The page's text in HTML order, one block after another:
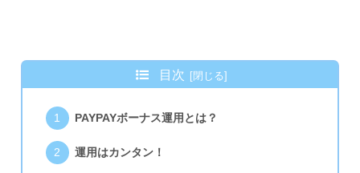
目次
PAYPAYボーナス運用とは？
運用はカンタン！